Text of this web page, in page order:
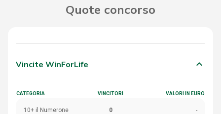
Quote concorso
Vincite WinForLife keyboard_arrow_down
CATEGORIA VINCITORI VALORI IN EURO
10+ il Numerone 0 -